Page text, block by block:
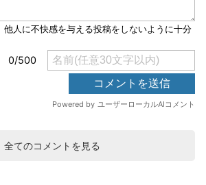
全てのコメントを見る